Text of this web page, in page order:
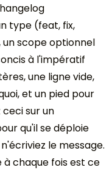
type (feat, fix,
scope optionnel
à l'impératif
une ligne vide,
et un pied pour
sur un
qu'il se déploie
le message.
chaque fois est ce